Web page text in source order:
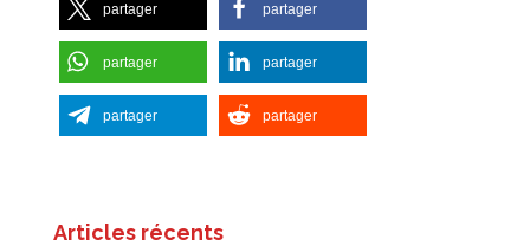
partager partager
partager partager
partager partager
Articles récents